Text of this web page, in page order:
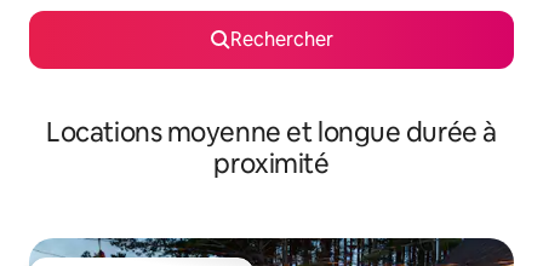
Rechercher
Locations moyenne et longue durée à
proximité